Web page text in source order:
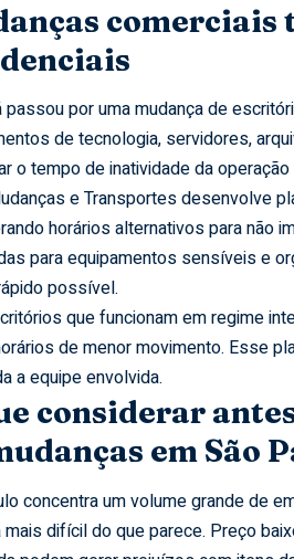
comerciais
passou por uma mudança de
de tecnologia, servidores,
o tempo de inatividade da
e Transportes desenvolve
horários alternativos para não
para equipamentos sensíveis e
possível.
que funcionam em regime
de menor movimento. Esse
a equipe envolvida.
considerar
em São
concentra um volume grande de
difícil do que parece. Preço